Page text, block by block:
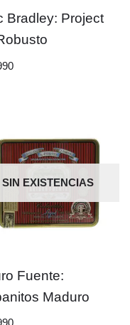
Bradley: Project
SIN EXISTENCIAS
Fuente:
Maduro